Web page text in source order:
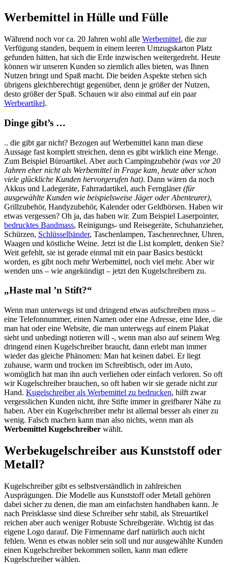
Werbemittel in Hülle und Fülle
Während noch vor ca. 20 Jahren wohl alle Werbemittel, die zur
Verfügung standen, bequem in einem leeren Umzugskarton Platz
gefunden hätten, hat sich die Erde inzwischen weitergedreht. Heute
können wir unseren Kunden so ziemlich alles bieten, was Ihnen
Nutzen bringt und Spaß macht. Die beiden Aspekte stehen sich
übrigens gleichberechtigt gegenüber, denn je größer der Nutzen,
desto größer der Spaß. Schauen wir also einmal auf ein paar
Werbeartikel.
Dinge gibt’s …
.. die gibt gar nicht? Bezogen auf Werbemittel kann man diese
Aussage fast komplett streichen, denn es gibt wirklich eine Menge.
Zum Beispiel Büroartikel. Aber auch Campingzubehör(was vor 20
Jahren eher nicht als Werbemittel in Frage kam, heute aber schon
viele glückliche Kunden hervorgerufen hat). Dann wären da noch
Akkus und Ladegeräte, Fahrradartikel, auch Ferngläser(für
ausgewählte Kunden wie beispielsweise Jäger oder Abenteurer),
Grillzubehör, Handyzubehör, Kalender oder Geldbörsen. Haben wir
etwas vergessen? Oh ja, das haben wir. Zum Beispiel Laserpointer,
bedrucktes Bandmass, Reinigungs- und Reisegeräte, Schuhanzieher,
Schürzen, Schlüsselbänder, Taschenlampen, Taschenrechner, Uhren,
Waagen und köstliche Weine. Jetzt ist die List komplett, denken Sie?
Weit gefehlt, sie ist gerade einmal mit ein paar Basics bestückt
worden, es gibt noch mehr Werbemittel, noch viel mehr. Aber wir
wenden uns – wie angekündigt – jetzt den Kugelschreibern zu.
„Haste mal ’n Stift?“
Wenn man unterwegs ist und dringend etwas aufschreiben muss –
eine Telefonnummer, einen Namen oder eine Adresse, eine Idee, die
man hat oder eine Website, die man unterwegs auf einem Plakat
sieht und unbedingt notieren will -, wenn man also auf seinem Weg
dringend einen Kugelschreiber braucht, dann erlebt man immer
wieder das gleiche Phänomen: Man hat keinen dabei. Er liegt
zuhause, warm und trocken im Schreibtisch, oder im Auto,
womöglich hat man ihn auch verliehen oder einfach verloren. So oft
wir Kugelschreiber brauchen, so oft haben wir sie gerade nicht zur
Hand. Kugelschreiber als Werbemittel zu bedrucken, hilft zwar
vergesslichen Kunden nicht, ihre Stifte immer in greifbarer Nähe zu
haben. Aber ein Kugelschreiber mehr ist allemal besser als einer zu
wenig. Falsch machen kann man also nichts, wenn man als
Werbemittel Kugelschreiber wählt.
Werbekugelschreiber aus Kunststoff oder
Metall?
Kugelschreiber gibt es selbstverständlich in zahlreichen
Ausprägungen. Die Modelle aus Kunststoff oder Metall gehören
dabei sicher zu denen, die man am einfachsten handhaben kann. Je
nach Preisklasse sind diese Schreiber sehr stabil, als Streuartikel
reichen aber auch weniger Robuste Schreibgeräte. Wichtig ist das
eigene Logo darauf. Die Firmenname darf natürlich auch nicht
fehlen. Wenn es etwas nobler sein soll und nur ausgewählte Kunden
einen Kugelschreiber bekommen sollen, kann man edlere
Kugelschreiber wählen.